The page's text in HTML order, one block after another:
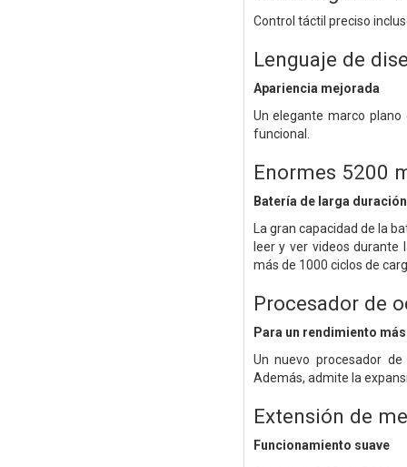
Control táctil preciso
Lenguaje de
Apariencia mejorada
Un elegante marco
funcional.
Enormes 5200
Batería de larga duración
La gran capacidad de la
leer y ver videos durante
más de 1000 ciclos de
Procesador de
Para un rendimiento
Un nuevo procesador
Además, admite la
Extensión de
Funcionamiento suave